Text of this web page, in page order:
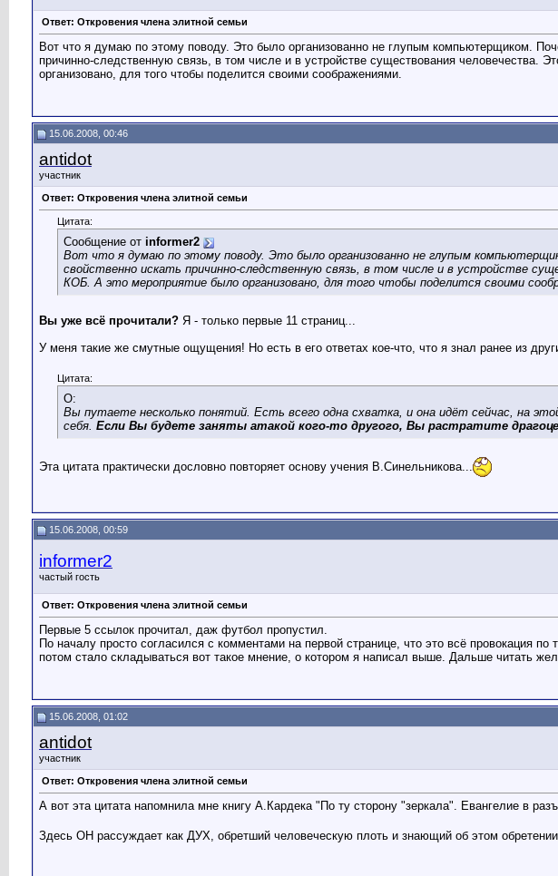
Ответ: Откровения члена элитной семьи
Вот что я думаю по этому поводу. Это было организованно не глупым компьютерщиком.
причинно-следственную связь, в том числе и в устройстве существования человечества.
организовано, для того чтобы поделится своими соображениями.
15.06.2008, 00:46
antidot
участник
Ответ: Откровения члена элитной семьи
Цитата:
Сообщение от informer2
Вот что я думаю по этому поводу. Это было организованно не глупым
свойственно искать причинно-следственную связь, в том числе и в устройстве
КОБ. А это мероприятие было организовано, для того чтобы поделится своими
Вы уже всё прочитали? Я - только первые 11 страниц...
У меня такие же смутные ощущения! Но есть в его ответах кое-что, что я знал ранее из
Цитата:
О:
Вы путаете несколько понятий. Есть всего одна схватка, и она идёт сейчас, на
себя. Если Вы будете заняты атакой кого-то другого, Вы растратите
Эта цитата практически дословно повторяет основу учения В.Синельникова...
15.06.2008, 00:59
informer2
частый гость
Ответ: Откровения члена элитной семьи
Первые 5 ссылок прочитал, даж футбол пропустил.
По началу просто согласился с комментами на первой странице, что это всё провокация
потом стало складываться вот такое мнение, о котором я написал выше. Дальше читать
15.06.2008, 01:02
antidot
участник
Ответ: Откровения члена элитной семьи
А вот эта цитата напомнила мне книгу А.Кардека "По ту сторону "зеркала". Евангелие в
Здесь ОН рассуждает как ДУХ, обретший человеческую плоть и знающий об этом